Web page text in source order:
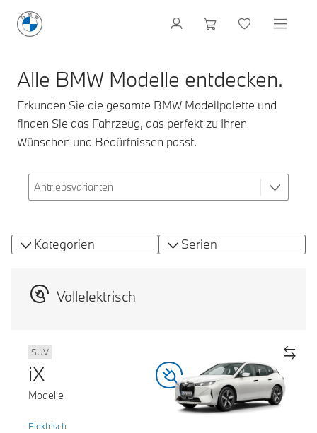
Alle BMW Modelle entdecken.
Erkunden Sie die gesamte BMW Modellpalette und
finden Sie das Fahrzeug, das perfekt zu Ihren
Wünschen und Bedürfnissen passt.
Kategorien Serien
Vollelektrisch
SUV
iX
Modelle
Elektrisch